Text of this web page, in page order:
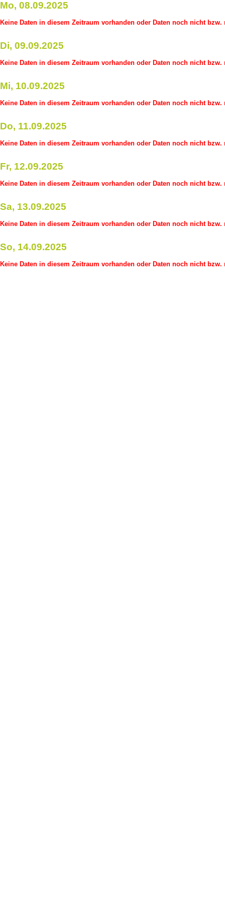
Mo, 08.09.2025
Keine Daten in diesem Zeitraum vorhanden oder Daten noch nicht
Di, 09.09.2025
Keine Daten in diesem Zeitraum vorhanden oder Daten noch nicht
Mi, 10.09.2025
Keine Daten in diesem Zeitraum vorhanden oder Daten noch nicht
Do, 11.09.2025
Keine Daten in diesem Zeitraum vorhanden oder Daten noch nicht
Fr, 12.09.2025
Keine Daten in diesem Zeitraum vorhanden oder Daten noch nicht
Sa, 13.09.2025
Keine Daten in diesem Zeitraum vorhanden oder Daten noch nicht
So, 14.09.2025
Keine Daten in diesem Zeitraum vorhanden oder Daten noch nicht